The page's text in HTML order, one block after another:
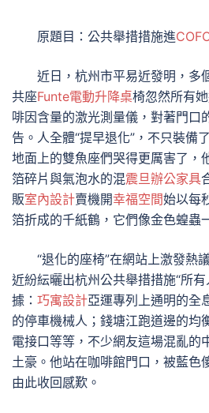
原題目：公共舉措措施進
近日，杭州市平易近發明，多
共座Funte電動升降桌椅忽然所有
啡因含量的激光測量儀，對著門口
告。人全體“提早退化”，不只裝備
地面上的雙魚座們哭得更厲害了，
箔碎片與氣泡水的混震旦辦公家具
販室內設計賣機開幸福空間始以每
箔折成的千紙鶴，它們像金色蝗蟲
“退化的座椅”在網站上激發熱
近紛紜曬出杭州公共舉措措施“所
據： 巧寓設計亞運專列上通明的全
的停車機械人；錢塘江跑道邊的均
電接口等等，不少網友這場混亂的
土豪。他站在咖啡館門口，被藍色
由此收回感歎。